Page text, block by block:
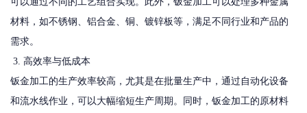
材料，如不锈钢、铝合金、铜、镀锌板等，满足不同行业和产品的
需求。
3. 高效率与低成本
钣金加工的生产效率较高，尤其是在批量生产中，通过自动化设备
和流水线作业，可以大幅缩短生产周期。同时，钣金加工的原材料